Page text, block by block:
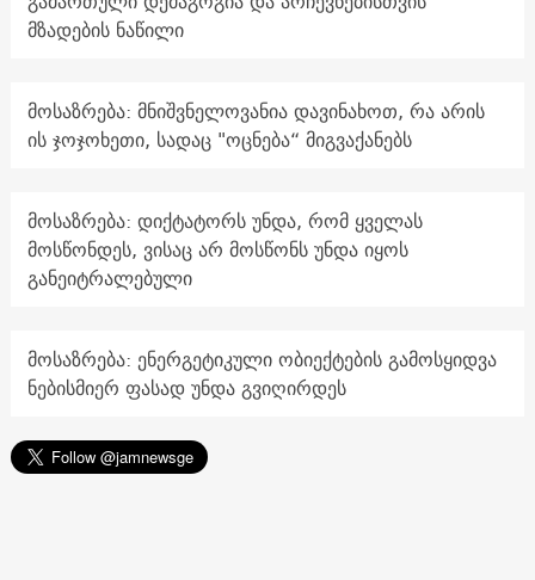
მზადების ნაწილი
მოსაზრება: მნიშვნელოვანია დავინახოთ, რა არის
ის ჯოჯოხეთი, სადაც "ოცნება“ მიგვაქანებს
მოსაზრება: დიქტატორს უნდა, რომ ყველას
მოსწონდეს, ვისაც არ მოსწონს უნდა იყოს
განეიტრალებული
მოსაზრება: ენერგეტიკული ობიექტების გამოსყიდვა
ნებისმიერ ფასად უნდა გვიღირდეს